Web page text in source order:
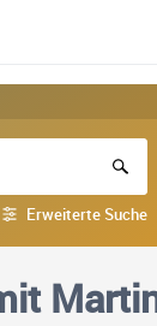
Erweiterte Suche